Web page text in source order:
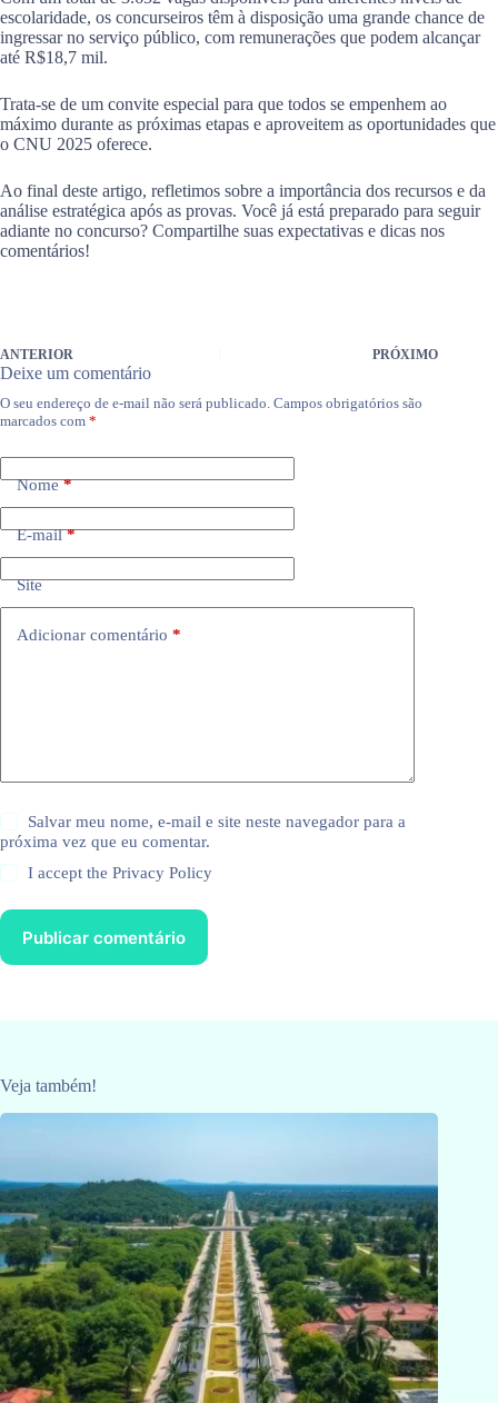
escolaridade, os concurseiros têm à disposição uma grande chance de
ingressar no serviço público, com remunerações que podem alcançar
até R$18,7 mil.
Trata-se de um convite especial para que todos se empenhem ao
máximo durante as próximas etapas e aproveitem as oportunidades que
o CNU 2025 oferece.
Ao final deste artigo, refletimos sobre a importância dos recursos e da
análise estratégica após as provas. Você já está preparado para seguir
adiante no concurso? Compartilhe suas expectativas e dicas nos
comentários!
ANTERIOR PRÓXIMO
Deixe um comentário
O seu endereço de e-mail não será publicado. Campos obrigatórios são
marcados com *
Nome*
E-mail*
Site
Adicionar comentário *
Salvar meu nome, e-mail e site neste navegador para a
próxima vez que eu comentar.
I accept thePrivacy Policy
Publicar comentário
Veja também!